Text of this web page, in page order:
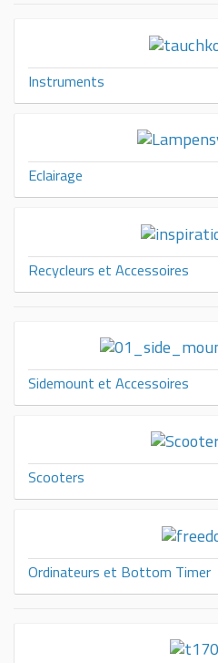
Instruments
Eclairage
Recycleurs et Accessoires
Sidemount et Accessoires
Scooters
Ordinateurs et Bottom Timer